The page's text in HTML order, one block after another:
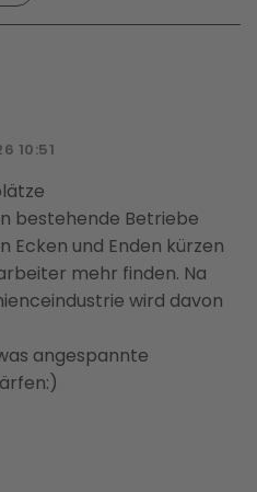
10:51
bestehende Betriebe
Ecken und Enden kürzen
mehr finden. Na
wird davon
angespannte